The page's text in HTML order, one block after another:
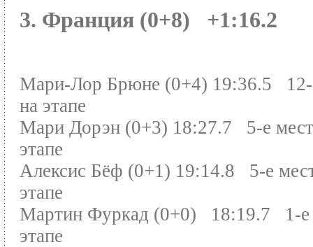
3. Франция (0+8) +1:16.2
Мари-Лор Брюне (0+4) 19:36.5 12-
на этапе
Мари Дорэн (0+3) 18:27.7 5-е
этапе
Алексис Бёф (0+1) 19:14.8 5-е
этапе
Мартин Фуркад (0+0) 18:19.7 1-е
этапе